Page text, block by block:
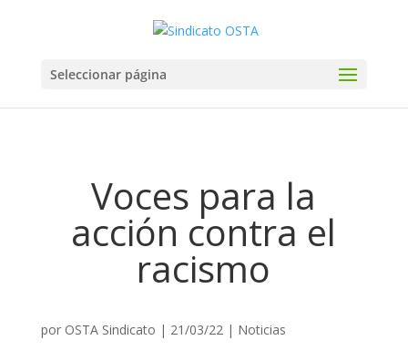
Seleccionar página
Voces para la
acción contra el
racismo
por OSTA Sindicato | 21/03/22| Noticias